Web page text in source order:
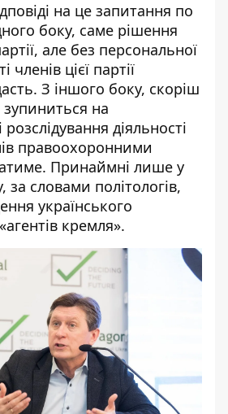
на це запитання по
боку, саме рішення
але без персональної
членів цієї партії
З іншого боку, скоріш
зупиниться на
діяльності
правоохоронними
Принаймні лише у
за словами політологів,
українського
кремля».